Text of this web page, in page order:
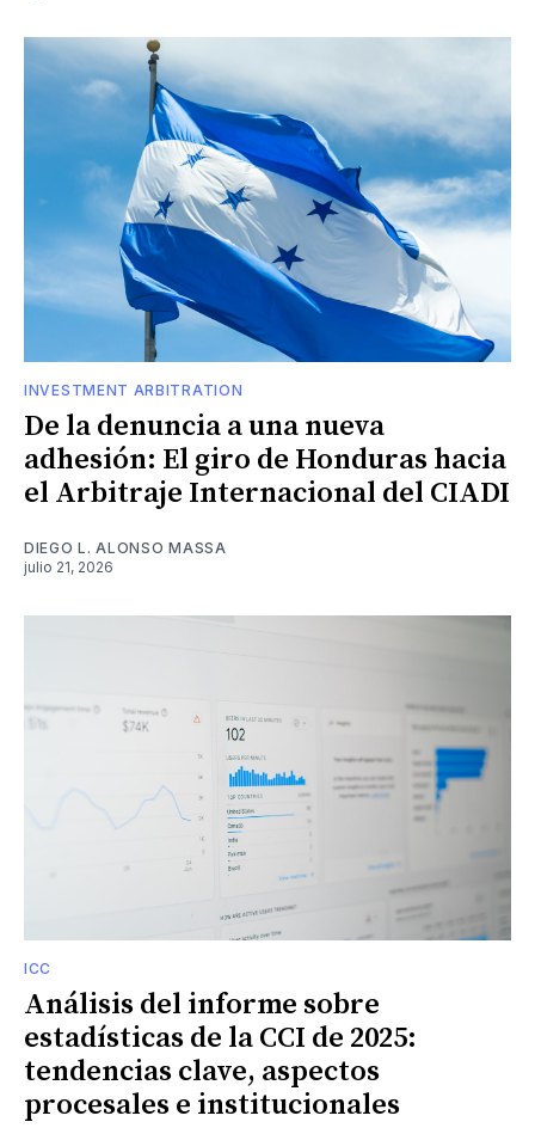
INVESTMENT ARBITRATION
De la denuncia a una nueva
adhesión: El giro de Honduras hacia
el Arbitraje Internacional del CIADI
DIEGO L. ALONSO MASSA
julio 21, 2026
ICC
Análisis del informe sobre
estadísticas de la CCI de 2025:
tendencias clave, aspectos
procesales e institucionales